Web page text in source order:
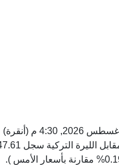
(أنقرة)